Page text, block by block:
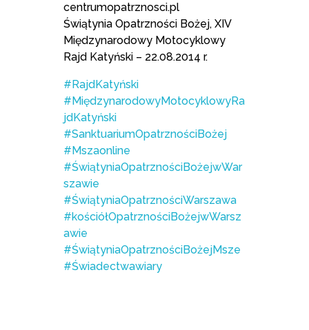
centrumopatrznosci.pl
Świątynia Opatrzności Bożej, XIV
Międzynarodowy Motocyklowy
Rajd Katyński – 22.08.2014 r.
#RajdKatyński
#MiędzynarodowyMotocyklowyRa
jdKatyński
#SanktuariumOpatrznościBożej
#Mszaonline
#ŚwiątyniaOpatrznościBożejwWar
szawie
#ŚwiątyniaOpatrznościWarszawa
#kościółOpatrznościBożejwWarsz
awie
#ŚwiątyniaOpatrznościBożejMsze
#Świadectwawiary